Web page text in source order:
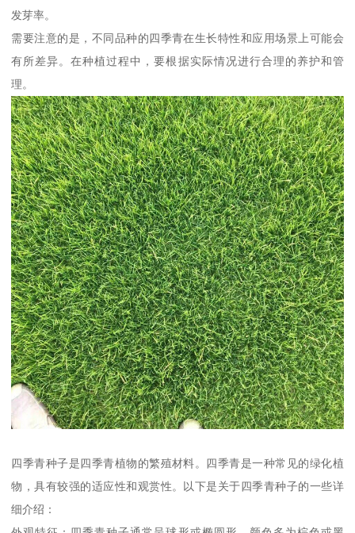
发芽率。
需要注意的是，不同品种的四季青在生长特性和应用场景上可能会
有所差异。在种植过程中，要根据实际情况进行合理的养护和管
理。
四季青种子是四季青植物的繁殖材料。四季青是一种常见的绿化植
物，具有较强的适应性和观赏性。以下是关于四季青种子的一些详
细介绍：